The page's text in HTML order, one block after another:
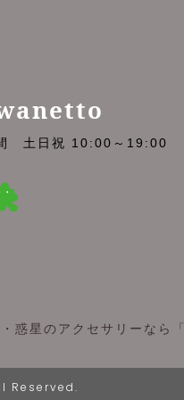
土日祝 10:00～19:00
惑星のアクセサリーなら
Reserved.